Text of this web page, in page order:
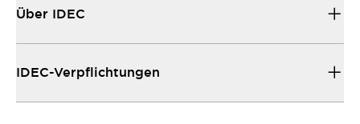
Über IDEC
IDEC-Verpflichtungen